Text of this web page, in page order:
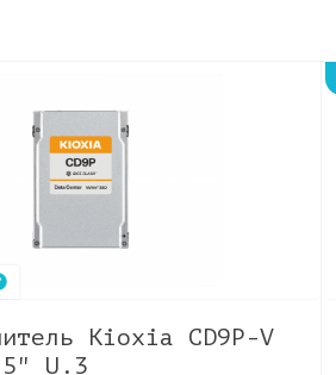
Kioxia CD9P-V
U.3